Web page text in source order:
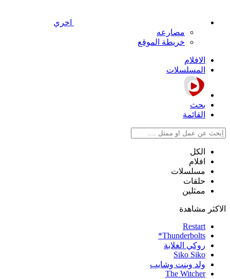
اخري
مصارعه
خريطة الموقع
الافلام
المسلسلات
بحث
القائمة
الكل
افلام
مسلسلات
حلقات
ممثلين
الاكثر مشاهدة
Restart
Thunderbolts*
روكي الغلابة
Siko Siko
ولد وبنت وشايب
The Witcher